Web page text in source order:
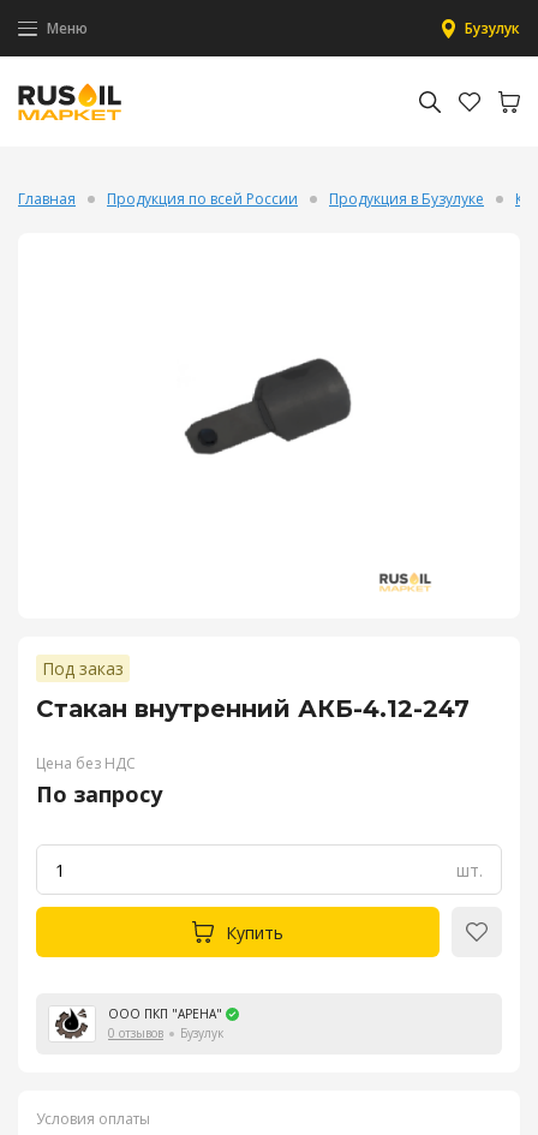
Меню Бузулук
Главная Продукция по всей России Продукция в Бузулуке
Под заказ
Стакан внутренний АКБ-4.12-247
Цена без НДС
По запросу
шт.
Купить
ООО ПКП "АРЕНА"
0 отзывов
Бузулук
Условия оплаты